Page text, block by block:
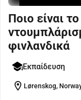
Ποιο είναι
φινλανδικά
Εκπαίδευση
location_on Lørenskog,